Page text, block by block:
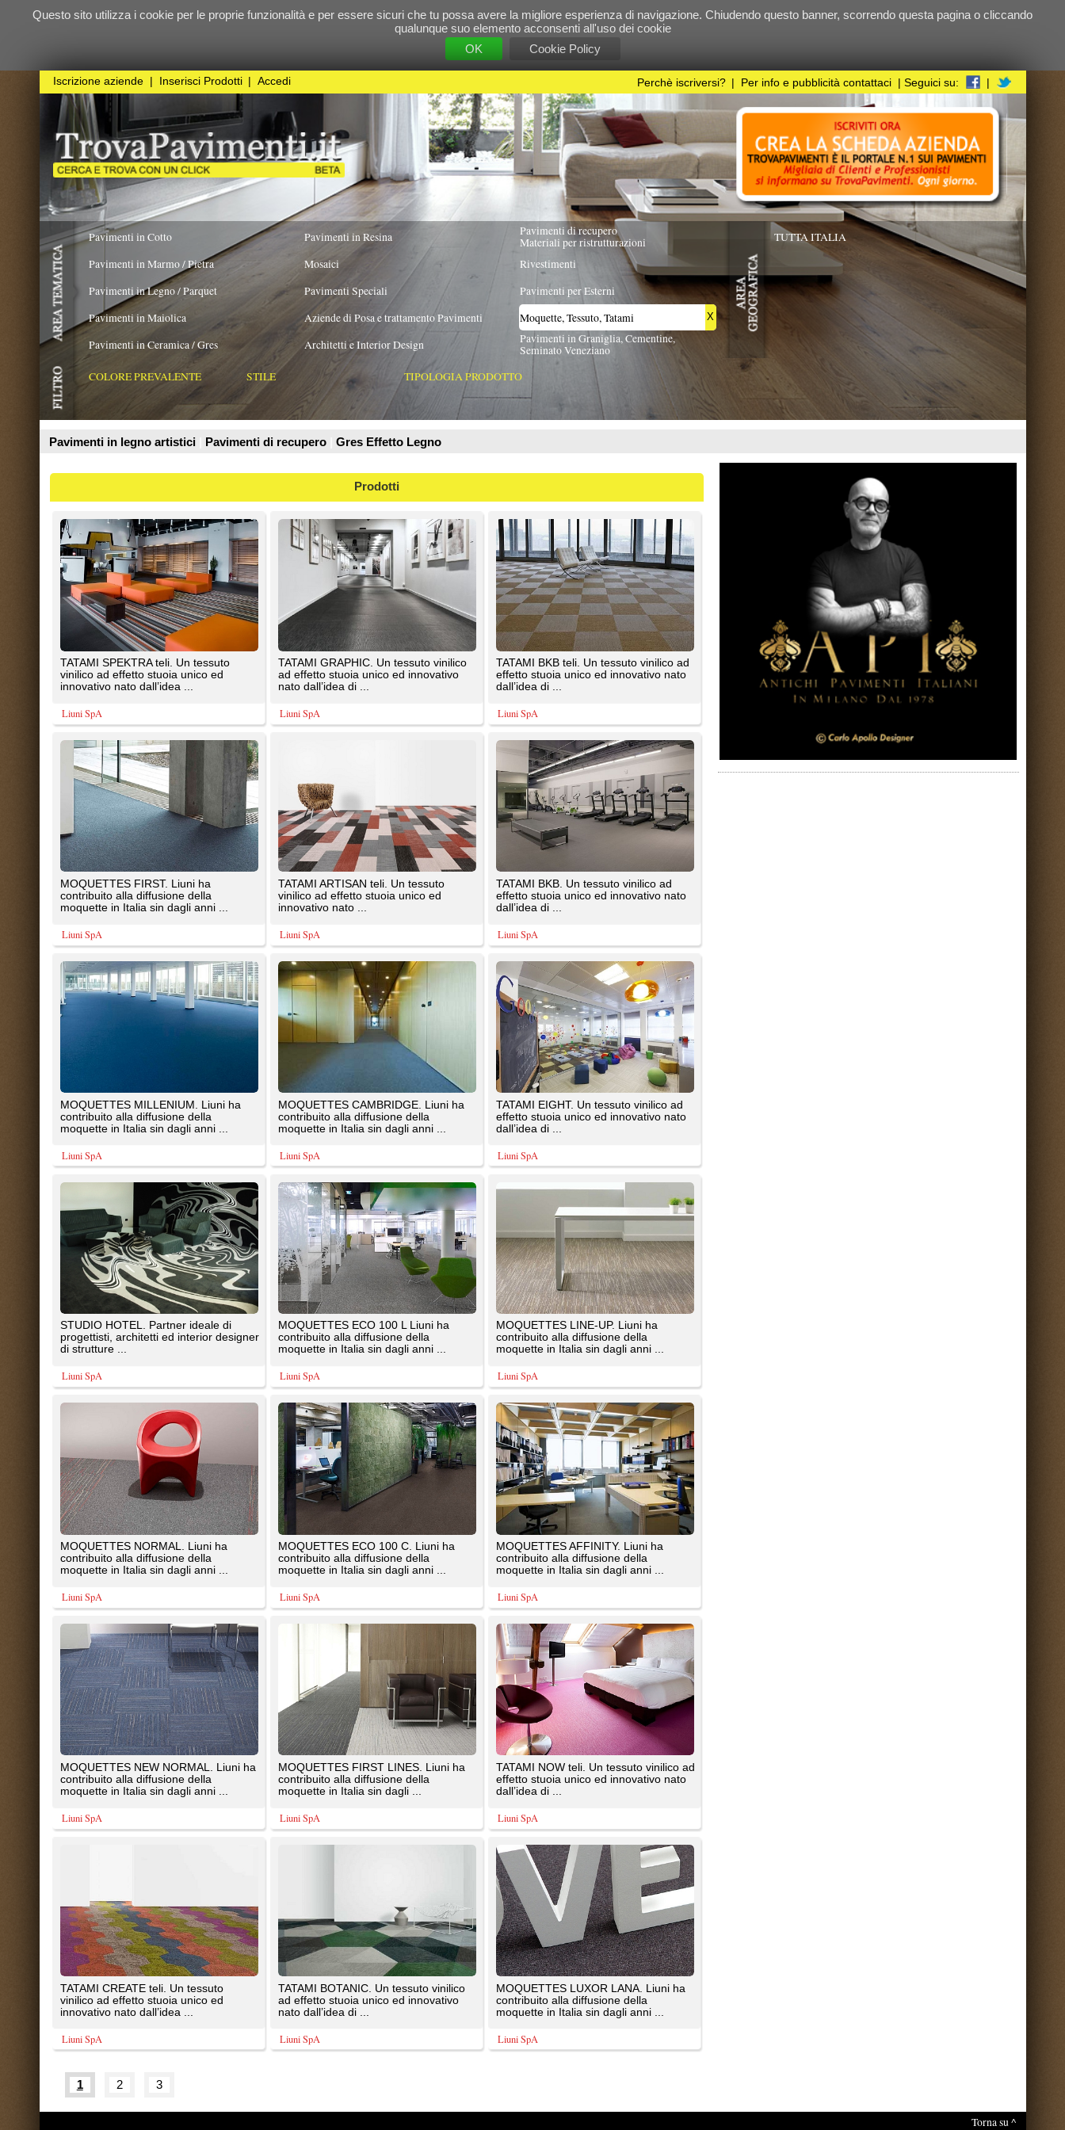
Questo sito utilizza i cookie per le proprie funzionalità e per essere sicuri che tu possa avere la migliore esperienza di navigazione. Chiudendo questo banner, scorrendo questa pagina o cliccando
qualunque suo elemento acconsenti all'uso dei cookie
Cookie Policy
Pavimenti in Cotto
Pavimenti in Marmo / Pietra
Pavimenti in Legno / Parquet
Pavimenti in Ceramica / Gres
Pavimenti in Resina
Pavimenti Speciali
Aziende di Posa e trattamento Pavimenti
Architetti e Interior Design
Pavimenti di recupero
Materiali per ristrutturazioni
Rivestimenti
Moquette, Tessuto, Tatami
Pavimenti in Graniglia, Cementine,
Seminato Veneziano
TUTTA ITALIA
COLORE PREVALENTE STILE TIPOLOGIA PRODOTTO
Pavimenti in legno artistici Pavimenti di recupero Gres Effetto Legno
Prodotti
TATAMI SPEKTRA teli. Un tessuto
vinilico ad effetto stuoia unico ed
innovativo nato dall’idea ...
Liuni SpA
TATAMI GRAPHIC. Un tessuto vinilico
ad effetto stuoia unico ed innovativo
nato dall’idea di ...
Liuni SpA
TATAMI BKB teli. Un tessuto vinilico ad
effetto stuoia unico ed innovativo nato
dall’idea di ...
Liuni SpA
contribuito alla diffusione della
moquette in Italia sin dagli anni ...
Liuni SpA
vinilico ad effetto stuoia unico ed
innovativo nato ...
Liuni SpA
effetto stuoia unico ed innovativo nato
dall’idea di ...
MOQUETTES MILLENIUM. Liuni ha
contribuito alla diffusione della
moquette in Italia sin dagli anni ...
MOQUETTES CAMBRIDGE. Liuni ha
contribuito alla diffusione della
moquette in Italia sin dagli anni ...
TATAMI EIGHT. Un tessuto vinilico ad
effetto stuoia unico ed innovativo nato
Liuni SpA Liuni SpA
MOQUETTES LINE-UP. Liuni ha
contribuito alla diffusione della
moquette in Italia sin dagli anni ...
Liuni SpA
MOQUETTES NORMAL. Liuni ha
contribuito alla diffusione della
moquette in Italia sin dagli anni ...
MOQUETTES ECO 100 C. Liuni ha
contribuito alla diffusione della
moquette in Italia sin dagli anni ...
Liuni SpA
MOQUETTES AFFINITY. Liuni ha
contribuito alla diffusione della
moquette in Italia sin dagli anni ...
Liuni SpA
MOQUETTES NEW NORMAL. Liuni ha
contribuito alla diffusione della
moquette in Italia sin dagli anni ...
MOQUETTES FIRST LINES. Liuni ha
contribuito alla diffusione della
moquette in Italia sin dagli ...
TATAMI NOW teli. Un tessuto vinilico ad
effetto stuoia unico ed innovativo nato
dall’idea di ...
Liuni SpA
vinilico ad effetto stuoia unico ed
innovativo nato dall’idea ...
ad effetto stuoia unico ed innovativo
nato dall’idea di ...
Liuni SpA
contribuito alla diffusione della
moquette in Italia sin dagli anni ...
Liuni SpA
1 2 3
TrovaPavimenti.it
AF Coding Studio
via A. Diaz, 1
20087 Robecco sul Naviglio (MI)
P.iva 03980840965
Tutte le immagini presenti sul portale sono di proprietà dei rispettivi autori. E' proibita la riproduzione totale o parziale dei contenuti presenti sul portale.